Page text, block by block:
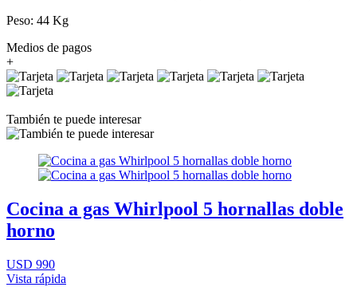
Peso: 44 Kg
Medios de pagos
+
También te puede interesar
Cocina a gas Whirlpool 5 hornallas doble
horno
USD 990
Vista rápida